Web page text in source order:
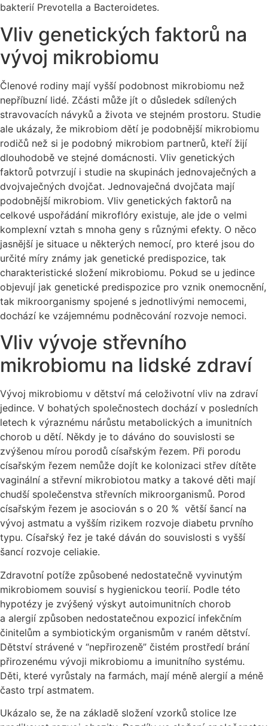
bakterií Prevotella a Bacteroidetes.
Vliv genetických faktorů na
vývoj mikrobiomu
Členové rodiny mají vyšší podobnost mikrobiomu než
nepříbuzní lidé. Zčásti může jít o důsledek sdílených
stravovacích návyků a života ve stejném prostoru. Studie
ale ukázaly, že mikrobiom dětí je podobnější mikrobiomu
rodičů než si je podobný mikrobiom partnerů, kteří žijí
dlouhodobě ve stejné domácnosti. Vliv genetických
faktorů potvrzují i studie na skupinách jednovaječných a
dvojvaječných dvojčat. Jednovaječná dvojčata mají
podobnější mikrobiom. Vliv genetických faktorů na
celkové uspořádání mikroflóry existuje, ale jde o velmi
komplexní vztah s mnoha geny s různými efekty. O něco
jasnější je situace u některých nemocí, pro které jsou do
určité míry známy jak genetické predispozice, tak
charakteristické složení mikrobiomu. Pokud se u jedince
objevují jak genetické predispozice pro vznik onemocnění,
tak mikroorganismy spojené s jednotlivými nemocemi,
dochází ke vzájemnému podněcování rozvoje nemoci.
Vliv vývoje střevního
mikrobiomu na lidské zdraví
Vývoj mikrobiomu v dětství má celoživotní vliv na zdraví
jedince. V bohatých společnostech dochází v posledních
letech k výraznému nárůstu metabolických a imunitních
chorob u dětí. Někdy je to dáváno do souvislosti se
zvýšenou mírou porodů císařským řezem. Při porodu
císařským řezem nemůže dojít ke kolonizaci střev dítěte
vaginální a střevní mikrobiotou matky a takové děti mají
chudší společenstva střevních mikroorganismů. Porod
císařským řezem je asociován s o 20 % větší šancí na
vývoj astmatu a vyšším rizikem rozvoje diabetu prvního
typu. Císařský řez je také dáván do souvislosti s vyšší
šancí rozvoje celiakie.
Zdravotní potíže způsobené nedostatečně vyvinutým
mikrobiomem souvisí s hygienickou teorií. Podle této
hypotézy je zvýšený výskyt autoimunitních chorob
a alergií způsoben nedostatečnou expozicí infekčním
činitelům a symbiotickým organismům v raném dětství.
Dětství strávené v “nepřirozeně” čistém prostředí brání
přirozenému vývoji mikrobiomu a imunitního systému.
Děti, které vyrůstaly na farmách, mají méně alergií a méně
často trpí astmatem.
Ukázalo se, že na základě složení vzorků stolice lze